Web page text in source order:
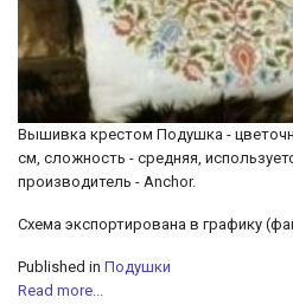
Вышивка крестом Подушка -
см, сложность - средняя,
производитель - Anchor.
Схема экспортирована в графику
Published in Подушки
Read more...